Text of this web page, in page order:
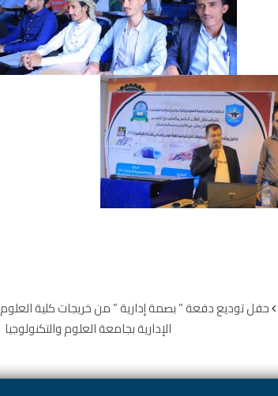
حفل توديع دفعة ” بصمة إدارية ” من خريجات كلية العلوم
الإدارية بجامعة العلوم والتكنولوجيا